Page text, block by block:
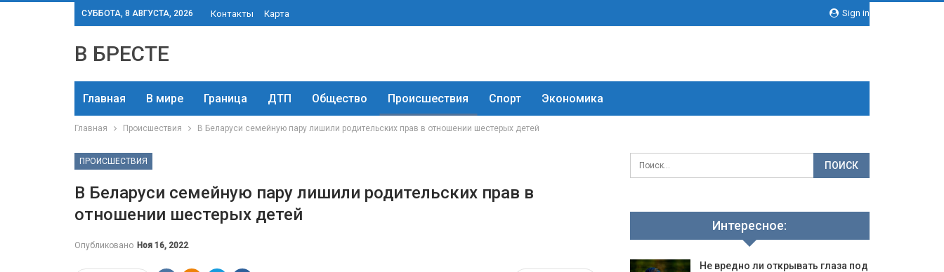
Sign in
СУББОТА, 8 АВГУСТА, 2026 Контакты Карта
В БРЕСТЕ
Главная В мире Граница ДТП Общество Происшествия Спорт Экономика
Главная Происшествия В Беларуси семейную пару лишили родительских прав в отношении шестерых детей
ПРОИСШЕСТВИЯ
В Беларуси семейную пару лишили родительских прав в
отношении шестерых детей
Опубликовано Ноя 16, 2022
Интересное:
Не вредно ли открывать глаза под